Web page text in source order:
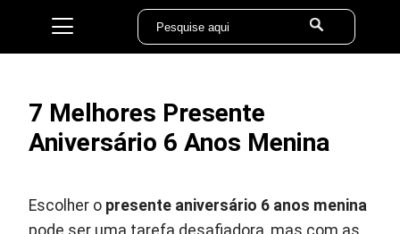
7 Melhores Presente
Aniversário 6 Anos Menina
Escolher o presente aniversário 6 anos menina
pode ser uma tarefa desafiadora, mas com as